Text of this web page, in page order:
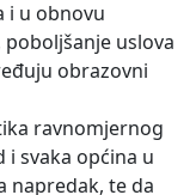
i u obnovu
uslova
obrazovni
ravnomjernog
i svaka općina u
napredak, te da